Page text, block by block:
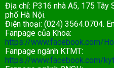
Địa chỉ: P316 nhà A5, 175 Tây
phố Hà Nội.
Điện thoại: (024) 3564.0704.
Fanpage của Khoa:
https://www.facebook.com/
Fanpage ngành KTMT:
https://www.facebook.com/